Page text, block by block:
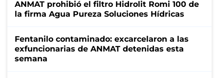
ANMAT prohibió el filtro Hidrolit Romi 100 de
la firma Agua Pureza Soluciones Hídricas
Fentanilo contaminado: excarcelaron a las
exfuncionarias de ANMAT detenidas esta
semana